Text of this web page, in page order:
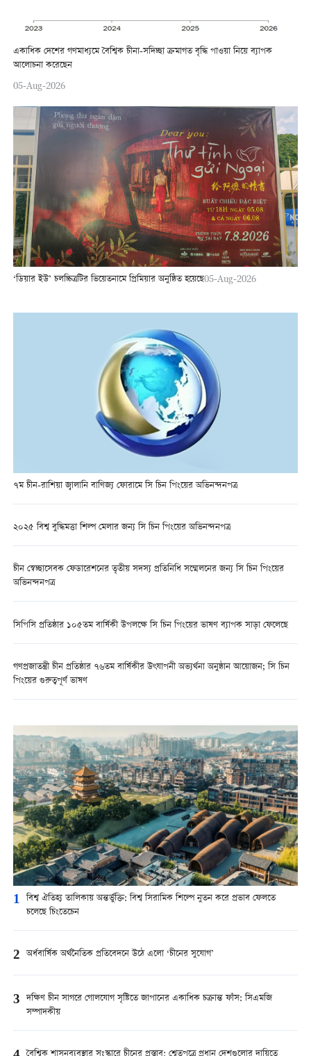
একাধিক দেশের গণমাধ্যমে বৈশ্বিক চীনা-সদিচ্ছা ক্রমাগত বৃদ্ধি পাওয়া নিয়ে ব্যাপক
আলোচনা করেছেন
05-Aug-2026
‘ডিয়ার ইউ’ চলচ্চিত্রটির ভিয়েতনামে প্রিমিয়ার অনুষ্ঠিত হয়েছে05-Aug-2026
৭ম চীন-রাশিয়া জ্বালানি বাণিজ্য ফোরামে সি চিন পিংয়ের অভিনন্দনপত্র
২০২৫ বিশ্ব বুদ্ধিমত্তা শিল্প মেলার জন্য সি চিন পিংয়ের অভিনন্দনপত্র
চীন স্বেচ্ছাসেবক ফেডারেশনের তৃতীয় সদস্য প্রতিনিধি সম্মেলনের জন্য সি চিন পিংয়ের
অভিনন্দনপত্র
সিপিসি প্রতিষ্ঠার ১০৫তম বার্ষিকী উপলক্ষে সি চিন পিংয়ের ভাষণ ব্যাপক সাড়া ফেলেছে
গণপ্রজাতন্ত্রী চীন প্রতিষ্ঠার ৭৬তম বার্ষিকীর উৎযাপনী অভ্যর্থনা অনুষ্ঠান আয়োজন; সি চিন
পিংয়ের গুরুত্বপূর্ণ ভাষণ
1 বিশ্ব ঐতিহ্য তালিকায় অন্তর্ভুক্তি: বিশ্ব সিরামিক শিল্পে নুতন করে প্রভাব ফেলতে
চলেছে চিংতেচেন
2 অর্ধবার্ষিক অর্থনৈতিক প্রতিবেদনে উঠে এলো ‘চীনের সুযোগ’
3 দক্ষিণ চীন সাগরে গোলযোগ সৃষ্টিতে জাপানের একাধিক চক্রান্ত ফাঁস: সিএমজি
সম্পাদকীয়